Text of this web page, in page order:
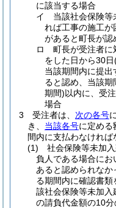
に該当する場合
イ
当該社会保険
れば工事の施工が
があると町長が認
ロ
町長が受注者に
をした日から30日
当該期間内に提
ると認め、当該
期間)以内に、受
場合
3
受注者は、 次の各号
き、 当該各号に定める
間内に支払わなければ
(1)
社会保険等未加
負人である場合にお
あると認められな
る期間内に確認書
該社会保険等未加
の請負代金額の10